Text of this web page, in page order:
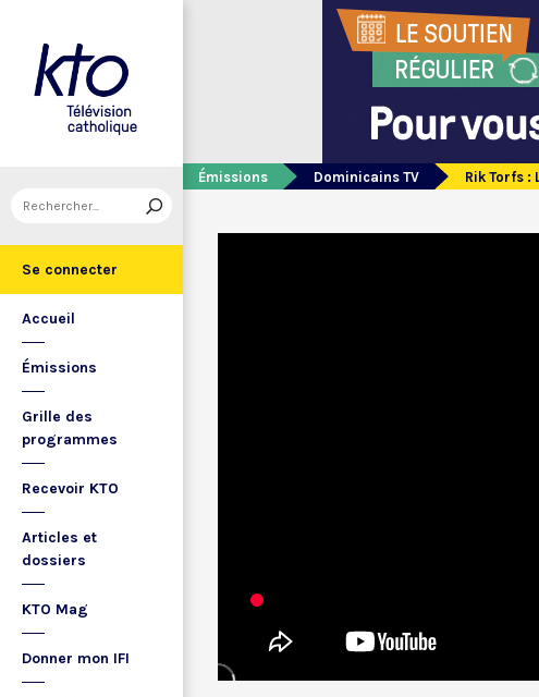
Se connecter
Accueil
Émissions
Grille des
programmes
Recevoir KTO
Articles et
dossiers
KTO Mag
Donner mon IFI
Émissions Dominicains TV Rik Torfs :